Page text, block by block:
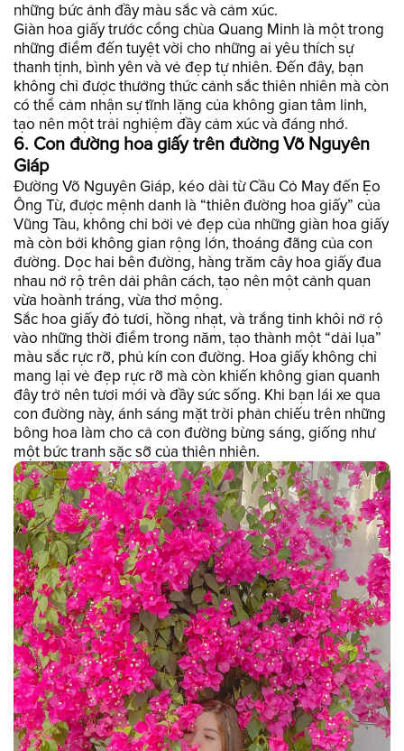
những bức ảnh đầy màu sắc và cảm xúc.
Giàn hoa giấy trước cổng chùa Quang Minh là một trong
những điểm đến tuyệt vời cho những ai yêu thích sự
thanh tịnh, bình yên và vẻ đẹp tự nhiên. Đến đây, bạn
không chỉ được thưởng thức cảnh sắc thiên nhiên mà còn
có thể cảm nhận sự tĩnh lặng của không gian tâm linh,
tạo nên một trải nghiệm đầy cảm xúc và đáng nhớ.
6. Con đường hoa giấy trên đường Võ Nguyên
Giáp
Đường Võ Nguyên Giáp, kéo dài từ Cầu Cỏ May đến Ẹo
Ông Từ, được mệnh danh là “thiên đường hoa giấy” của
Vũng Tàu, không chỉ bởi vẻ đẹp của những giàn hoa giấy
mà còn bởi không gian rộng lớn, thoáng đãng của con
đường. Dọc hai bên đường, hàng trăm cây hoa giấy đua
nhau nở rộ trên dải phân cách, tạo nên một cảnh quan
vừa hoành tráng, vừa thơ mộng.
Sắc hoa giấy đỏ tươi, hồng nhạt, và trắng tinh khôi nở rộ
vào những thời điểm trong năm, tạo thành một “dải lụa”
màu sắc rực rỡ, phủ kín con đường. Hoa giấy không chỉ
mang lại vẻ đẹp rực rỡ mà còn khiến không gian quanh
đây trở nên tươi mới và đầy sức sống. Khi bạn lái xe qua
con đường này, ánh sáng mặt trời phản chiếu trên những
bông hoa làm cho cả con đường bừng sáng, giống như
một bức tranh sặc sỡ của thiên nhiên.